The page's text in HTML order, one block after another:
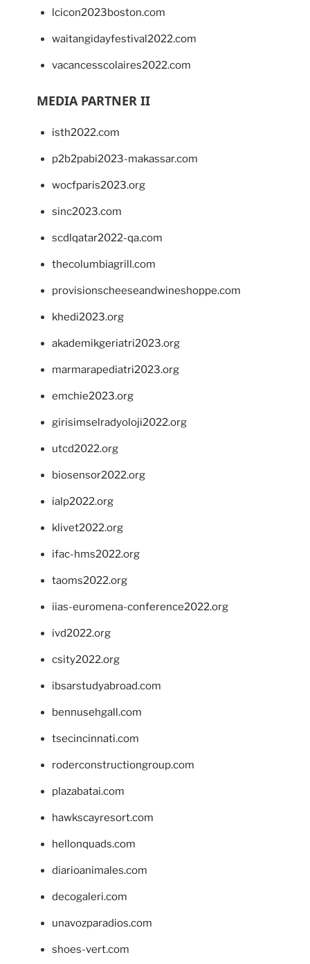
lcicon2023boston.com
waitangidayfestival2022.com
vacancesscolaires2022.com
MEDIA PARTNER II
isth2022.com
p2b2pabi2023-makassar.com
wocfparis2023.org
sinc2023.com
scdlqatar2022-qa.com
thecolumbiagrill.com
provisionscheeseandwineshoppe.com
khedi2023.org
akademikgeriatri2023.org
marmarapediatri2023.org
emchie2023.org
girisimselradyoloji2022.org
utcd2022.org
biosensor2022.org
ialp2022.org
klivet2022.org
ifac-hms2022.org
taoms2022.org
iias-euromena-conference2022.org
ivd2022.org
csity2022.org
ibsarstudyabroad.com
bennusehgall.com
tsecincinnati.com
roderconstructiongroup.com
plazabatai.com
hawkscayresort.com
hellonquads.com
diarioanimales.com
decogaleri.com
unavozparadios.com
shoes-vert.com